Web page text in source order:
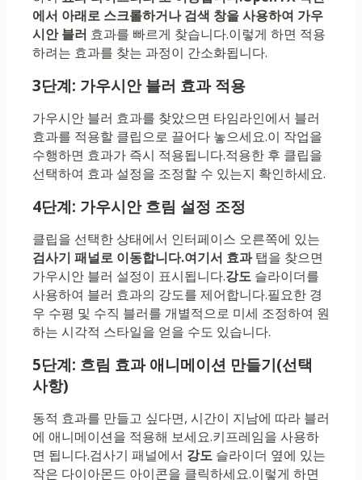
에서 아래로 스크롤하거나 검색 창을 사용하여 가우
시안 블러 효과를 빠르게 찾습니다.이렇게 하면 적용
하려는 효과를 찾는 과정이 간소화됩니다.
3단계: 가우시안 블러 효과 적용
가우시안 블러 효과를 찾았으면 타임라인에서 블러
효과를 적용할 클립으로 끌어다 놓으세요.이 작업을
수행하면 효과가 즉시 적용됩니다.적용한 후 클립을
선택하여 효과 설정을 조정할 수 있는지 확인하세요.
4단계: 가우시안 흐림 설정 조정
클립을 선택한 상태에서 인터페이스 오른쪽에 있는
검사기 패널로 이동합니다.여기서 효과탭을 찾으면
가우시안 블러 설정이 표시됩니다.강도 슬라이더를
사용하여 블러 효과의 강도를 제어합니다.필요한 경
우 수평 및 수직 블러를 개별적으로 미세 조정하여 원
하는 시각적 스타일을 얻을 수도 있습니다.
5단계: 흐림 효과 애니메이션 만들기(선택
사항)
동적 효과를 만들고 싶다면, 시간이 지남에 따라 블러
에 애니메이션을 적용해 보세요.키프레임을 사용하
면 됩니다.검사기 패널에서 강도 슬라이더 옆에 있는
작은 다이아몬드 아이콘을 클릭하세요.이렇게 하면